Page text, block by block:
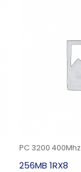
PC 3200 400Mhz
256MB 1RX8